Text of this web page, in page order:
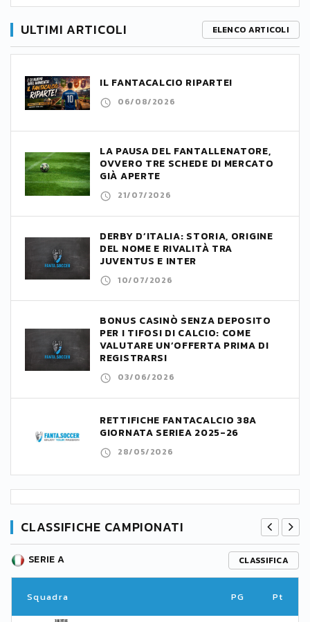
ULTIMI ARTICOLI ELENCO ARTICOLI
IL FANTACALCIO RIPARTE!
06/08/2026
LA PAUSA DEL FANTALLENATORE,
OVVERO TRE SCHEDE DI MERCATO
GIÀ APERTE
21/07/2026
DERBY D’ITALIA: STORIA, ORIGINE
DEL NOME E RIVALITÀ TRA
JUVENTUS E INTER
10/07/2026
BONUS CASINÒ SENZA DEPOSITO
PER I TIFOSI DI CALCIO: COME
VALUTARE UN’OFFERTA PRIMA DI
REGISTRARSI
03/06/2026
RETTIFICHE FANTACALCIO 38A
GIORNATA SERIEA 2025-26
28/05/2026
CLASSIFICHE CAMPIONATI
SERIE A CLASSIFICA
Squadra PG Pt